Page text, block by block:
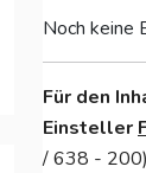
Noch keine
Für den
Einsteller
/ 638 - 200)